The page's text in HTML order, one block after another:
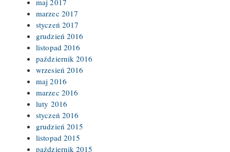
marzec 2017
styczeń 2017
grudzień 2016
listopad 2016
październik 2016
wrzesień 2016
maj 2016
marzec 2016
luty 2016
styczeń 2016
grudzień 2015
listopad 2015
październik 2015